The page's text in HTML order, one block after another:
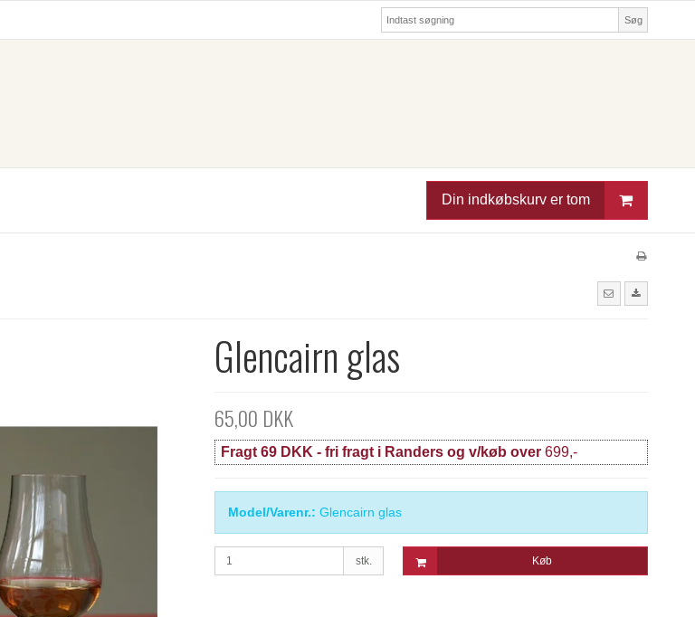
Søg
Din indkøbskurv er tom
Glencairn glas
65,00 DKK
Fragt 69 DKK - fri fragt i Randers og v/køb over 699,-
Model/Varenr.: Glencairn glas
stk. Køb